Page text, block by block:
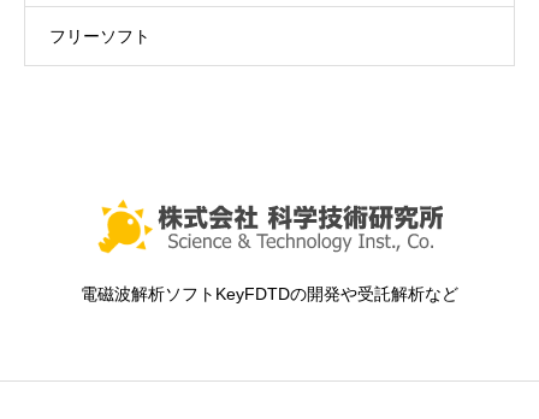
フリーソフト
電磁波解析ソフトKeyFDTDの開発や受託解析など